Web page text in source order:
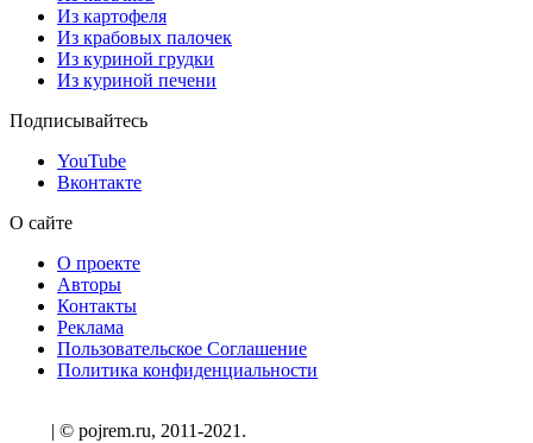
Из картофеля
Из крабовых палочек
Из куриной грудки
Из куриной печени
Подписывайтесь
YouTube
Вконтакте
О сайте
О проекте
Авторы
Контакты
Реклама
Пользовательское Соглашение
Политика конфиденциальности
| © pojrem.ru, 2011-2021.